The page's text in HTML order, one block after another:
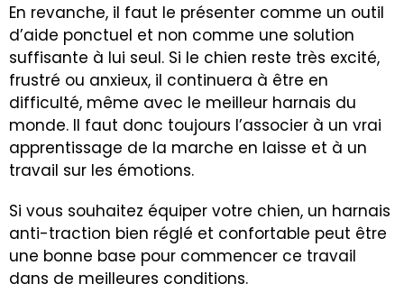
En revanche, il faut le présenter comme un outil
d’aide ponctuel et non comme une solution
suffisante à lui seul. Si le chien reste très excité,
frustré ou anxieux, il continuera à être en
difficulté, même avec le meilleur harnais du
monde. Il faut donc toujours l’associer à un vrai
apprentissage de la marche en laisse et à un
travail sur les émotions.
Si vous souhaitez équiper votre chien, un harnais
anti-traction bien réglé et confortable peut être
une bonne base pour commencer ce travail
dans de meilleures conditions.